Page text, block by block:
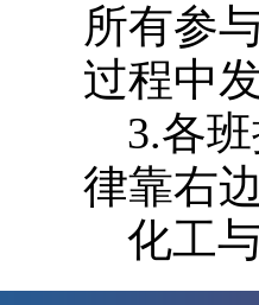
所有参
过程中
3.各
律靠右
化工